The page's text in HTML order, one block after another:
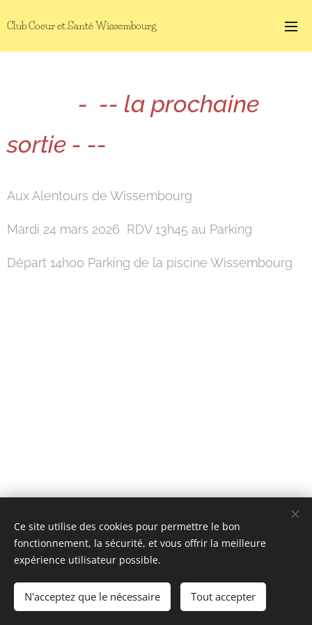
Club Coeur et Santé Wissembourg
- -- la prochaine
sortie - --
Aux Alentours de Wissembourg
Mardi 24 mars 2026 RDV 13h45 au Parking
Départ 14h00 Parking de la piscine Wissembourg
Optimisé parWebnode Cookies
Ce site utilise des cookies pour permettre le bon
fonctionnement, la sécurité, et vous offrir la meilleure
expérience utilisateur possible.
N'acceptez que le nécessaire Tout accepter